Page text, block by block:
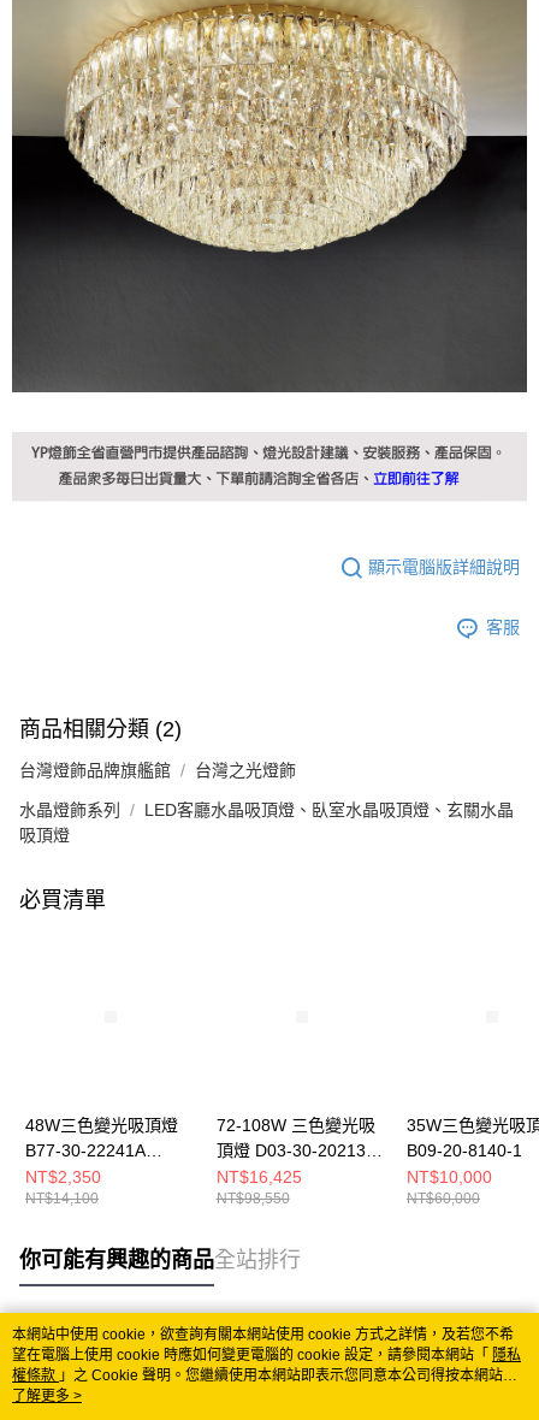
顯示電腦版詳細說明
客服
商品相關分類 (2)
台灣燈飾品牌旗艦館 台灣之光燈飾
水晶燈飾系列
LED客廳水晶吸頂燈、臥室水晶吸頂燈、玄關水晶
吸頂燈
必買清單
48W三色變光吸頂燈
B77-30-22241A
22241B
NT$2,350
NT$14,100
72-108W 三色變光吸
頂燈 D03-30-20213
20214
NT$16,425
NT$98,550
35W三色變光吸
B09-20-8140-1
NT$10,000
NT$60,000
你可能有興趣的商品全站排行
熱門標籤
本網站中使用 cookie，欲查詢有關本網站使用 cookie 方式之詳情，及若您不希
望在電腦上使用 cookie 時應如何變更電腦的 cookie 設定，請參閱本網站「 隱私
權條款 」之 Cookie 聲明。您繼續使用本網站即表示您同意本公司得按本網站使
用條款之 Cookie 聲明使用 cookie。
了解更多 >